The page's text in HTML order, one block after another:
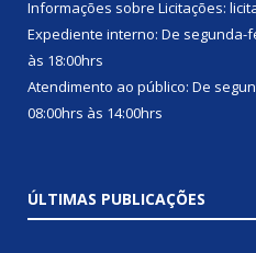
Informações sobre Licitações:
Expediente interno: De segunda-
às 18:00hrs
Atendimento ao público: De
08:00hrs às 14:00hrs
ÚLTIMAS PUBLICAÇÕES